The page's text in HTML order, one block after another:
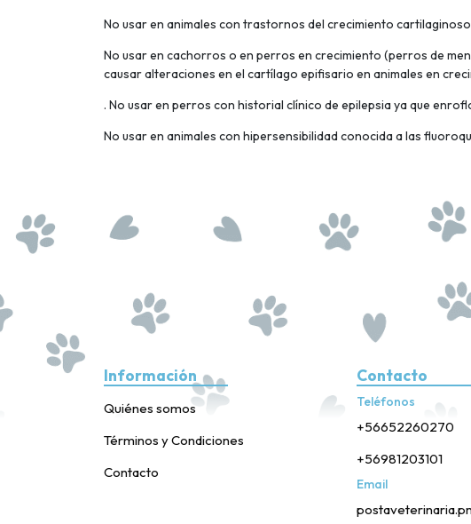
No usar en animales con trastornos del crecimiento
No usar en cachorros o en perros en crecimiento (perros de
causar alteraciones en el cartílago epifisario en animales en
. No usar en perros con historial clínico de epilepsia ya que
No usar en animales con hipersensibilidad conocida a las
Información
Quiénes somos
Términos y Condiciones
Contacto
Contacto
Teléfonos
+56652260270
+56981203101
Email